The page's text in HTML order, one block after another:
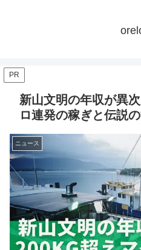
PR
新山文明の年収が異
ロ連発の稼ぎと伝説
ニュース